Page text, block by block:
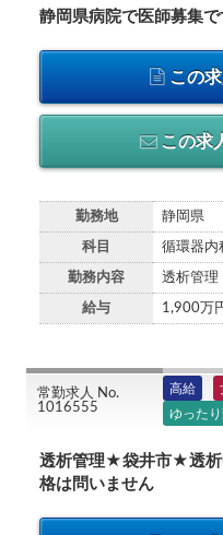
静岡県病院で医師募集で
この
この求
勤務地 静岡県
科目 循環器内
勤務内容 透析管理
給与 1,900万
常勤求人 No.
1016555
高給
ゆった
透析管理★袋井市★透析
格は問いません